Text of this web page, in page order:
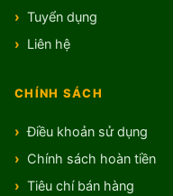
Tuyển dụng
Liên hệ
CHÍNH SÁCH
Điều khoản sử dụng
Chính sách hoàn tiền
Tiêu chí bán hàng